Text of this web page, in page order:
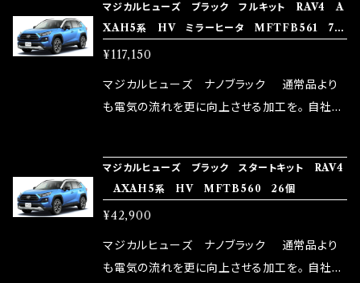
rz）の2店舗の専売品になりますので宜しくお願
い致します。
メ！ レーシングドライバーMAX織戸選手がテス
ターとなり吟味し時間を掛けて検証し、これは
体感出来て面白く、車には必ずプラスになりデメ
リットが無い。と。 コラボ開発製品です。 購入先
はこちらのマジカルヒューズ直販サイトと横浜に
rz）の2店舗の専売品になりますので宜しくお願
い致します。
マジカルヒューズ ブラック フルキット RAV4 A
XAH5系 HV ミラーヒータ MFTFB561 71
個
¥117,150
マジカルヒューズ ナノブラック 通常品より
も電気の流れを更に向上させる加工を。 自社比
メ！ レーシングドライバーMAX織戸選手がテス
ターとなり吟味し時間を掛けて検証し、これは
体感出来て面白く、車には必ずプラスになりデメ
リットが無い。と。 コラボ開発製品です。 購入先
はこちらのマジカルヒューズ直販サイトと横浜に
マジカルヒューズ ブラック スタートキット RAV4
AXAH5系 HV MFTB560 26個
¥42,900
マジカルヒューズ ナノブラック 通常品より
も電気の流れを更に向上させる加工を。 自社比